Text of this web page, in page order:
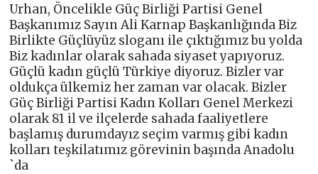
Urhan, Öncelikle Güç Birliği Partisi Genel
Başkanımız Sayın Ali Karnap Başkanlığında Biz
Birlikte Güçlüyüz sloganı ile çıktığımız bu yolda
Biz kadınlar olarak sahada siyaset yapıyoruz.
Güçlü kadın güçlü Türkiye diyoruz. Bizler var
oldukça ülkemiz her zaman var olacak. Bizler
Güç Birliği Partisi Kadın Kolları Genel Merkezi
olarak 81 il ve ilçelerde sahada faaliyetlere
başlamış durumdayız seçim varmış gibi kadın
kolları teşkilatımız görevinin başında Anadolu
`da